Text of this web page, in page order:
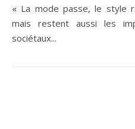
« La mode passe, le style
mais restent aussi les
sociétaux...